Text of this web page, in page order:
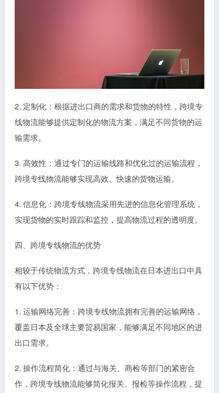
2. 定制化：根据进出口商的需求和货物的特性，跨境专
线物流能够提供定制化的物流方案，满足不同货物的运
输需求。
3. 高效性：通过专门的运输线路和优化过的运输流程，
跨境专线物流能够实现高效、快速的货物运输。
4. 信息化：跨境专线物流采用先进的信息化管理系统，
实现货物的实时跟踪和监控，提高物流过程的透明度。
四、跨境专线物流的优势
相较于传统物流方式，跨境专线物流在日本进出口中具
有以下优势：
1. 运输网络完善：跨境专线物流拥有完善的运输网络，
覆盖日本及全球主要贸易国家，能够满足不同地区的进
出口需求。
2. 操作流程简化：通过与海关、商检等部门的紧密合
作，跨境专线物流能够简化报关、报检等操作流程，提